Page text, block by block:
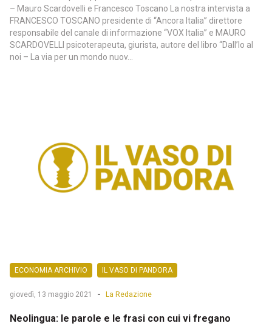
– Mauro Scardovelli e Francesco Toscano La nostra intervista a
FRANCESCO TOSCANO presidente di “Ancora Italia” direttore
responsabile del canale di informazione “VOX Italia” e MAURO
SCARDOVELLI psicoterapeuta, giurista, autore del libro “Dall’Io al
noi – La via per un mondo nuov...
ECONOMIA ARCHIVIO IL VASO DI PANDORA
giovedì, 13 maggio 2021 - La Redazione
Neolingua: le parole e le frasi con cui vi fregano